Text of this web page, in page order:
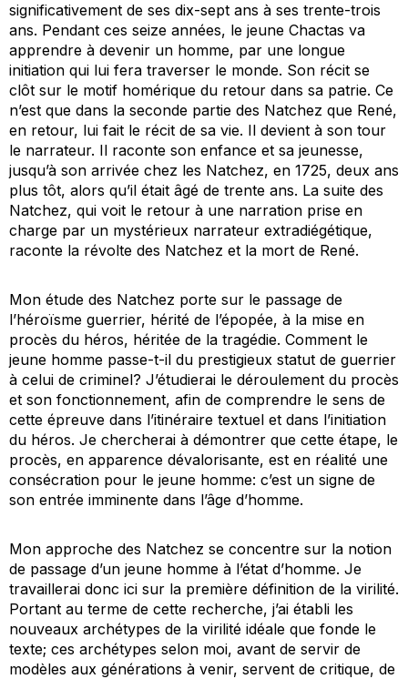
significativement de ses dix-sept ans à ses trente-trois
ans. Pendant ces seize années, le jeune Chactas va
apprendre à devenir un homme, par une longue
initiation qui lui fera traverser le monde. Son récit se
clôt sur le motif homérique du retour dans sa patrie. Ce
n’est que dans la seconde partie des Natchez que René,
en retour, lui fait le récit de sa vie. Il devient à son tour
le narrateur. Il raconte son enfance et sa jeunesse,
jusqu’à son arrivée chez les Natchez, en 1725, deux ans
plus tôt, alors qu’il était âgé de trente ans. La suite des
Natchez, qui voit le retour à une narration prise en
charge par un mystérieux narrateur extradiégétique,
raconte la révolte des Natchez et la mort de René.
Mon étude des Natchez porte sur le passage de
l’héroïsme guerrier, hérité de l’épopée, à la mise en
procès du héros, héritée de la tragédie. Comment le
jeune homme passe-t-il du prestigieux statut de guerrier
à celui de criminel? J’étudierai le déroulement du procès
et son fonctionnement, afin de comprendre le sens de
cette épreuve dans l’itinéraire textuel et dans l’initiation
du héros. Je chercherai à démontrer que cette étape, le
procès, en apparence dévalorisante, est en réalité une
consécration pour le jeune homme: c’est un signe de
son entrée imminente dans l’âge d’homme.
Mon approche des Natchez se concentre sur la notion
de passage d’un jeune homme à l’état d’homme. Je
travaillerai donc ici sur la première définition de la virilité.
Portant au terme de cette recherche, j’ai établi les
nouveaux archétypes de la virilité idéale que fonde le
texte; ces archétypes selon moi, avant de servir de
modèles aux générations à venir, servent de critique, de